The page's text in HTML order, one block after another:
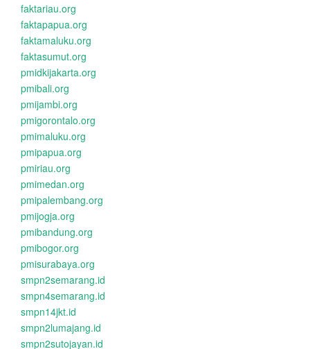
faktariau.org
faktapapua.org
faktamaluku.org
faktasumut.org
pmidkijakarta.org
pmibali.org
pmijambi.org
pmigorontalo.org
pmimaluku.org
pmipapua.org
pmiriau.org
pmimedan.org
pmipalembang.org
pmijogja.org
pmibandung.org
pmibogor.org
pmisurabaya.org
smpn2semarang.id
smpn4semarang.id
smpn14jkt.id
smpn2lumajang.id
smpn2sutojayan.id